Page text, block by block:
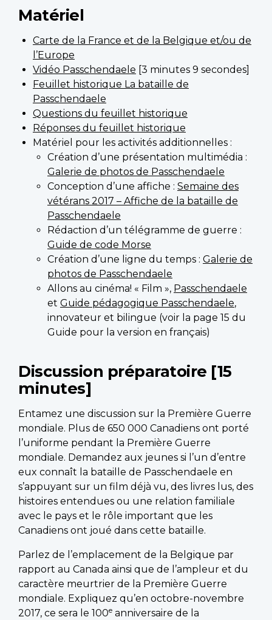
Matériel
Carte de la France et de la Belgique et/ou de
l’Europe
Vidéo Passchendaele [3 minutes 9 secondes]
Feuillet historique La bataille de
Passchendaele
Questions du feuillet historique
Réponses du feuillet historique
Matériel pour les activités additionnelles :
Création d’une présentation multimédia :
Galerie de photos de Passchendaele
Conception d’une affiche : Semaine des
vétérans 2017 – Affiche de la bataille de
Passchendaele
Rédaction d’un télégramme de guerre :
Guide de code Morse
Création d’une ligne du temps : Galerie de
photos de Passchendaele
Allons au cinéma! « Film », Passchendaele
et Guide pédagogique Passchendaele,
innovateur et bilingue (voir la page 15 du
Guide pour la version en français)
Discussion préparatoire [15
minutes]
Entamez une discussion sur la Première Guerre
mondiale. Plus de 650 000 Canadiens ont porté
l’uniforme pendant la Première Guerre
mondiale. Demandez aux jeunes si l’un d’entre
eux connaît la bataille de Passchendaele en
s’appuyant sur un film déjà vu, des livres lus, des
histoires entendues ou une relation familiale
avec le pays et le rôle important que les
Canadiens ont joué dans cette bataille.
Parlez de l’emplacement de la Belgique par
rapport au Canada ainsi que de l’ampleur et du
caractère meurtrier de la Première Guerre
mondiale. Expliquez qu’en octobre-novembre
2017, ce sera le 100e anniversaire de la